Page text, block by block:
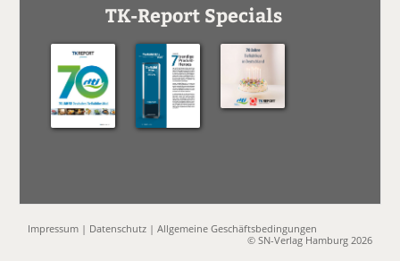
TK-Report Specials
Impressum | Datenschutz |Allgemeine Geschäftsbedingungen
© SN-Verlag Hamburg 2026